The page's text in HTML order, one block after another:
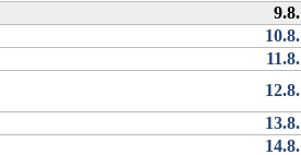
9.8.
10.8.
11.8.
12.8.
13.8.
14.8.